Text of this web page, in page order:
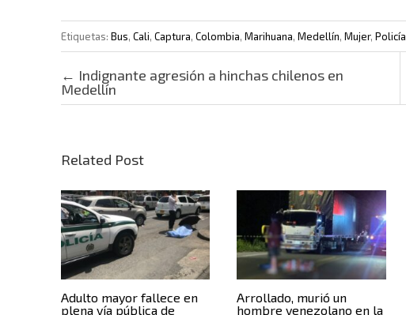
Etiquetas: Bus, Cali, Captura, Colombia, Marihuana, Medellín, Mujer, Policía
Post navigation
← Indignante agresión a hinchas chilenos en
Medellín
Related Post
Adulto mayor fallece en
plena vía pública de
Arrollado, murió un
hombre venezolano en la